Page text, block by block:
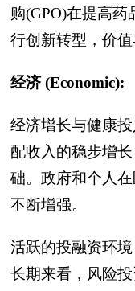
购(GPO)在提高
行创新转型，价值
经济 (Economic):
经济增长与健康
配收入的稳步增
础。政府和个人
不断增强。
活跃的投融资环
长期来看，风险